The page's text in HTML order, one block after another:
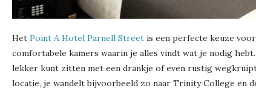
Het Point A Hotel Parnell Street is een perfecte keuze
comfortabele kamers waarin je alles vindt wat je nodig
lekker kunt zitten met een drankje of even rustig
locatie, je wandelt bijvoorbeeld zo naar Trinity College en